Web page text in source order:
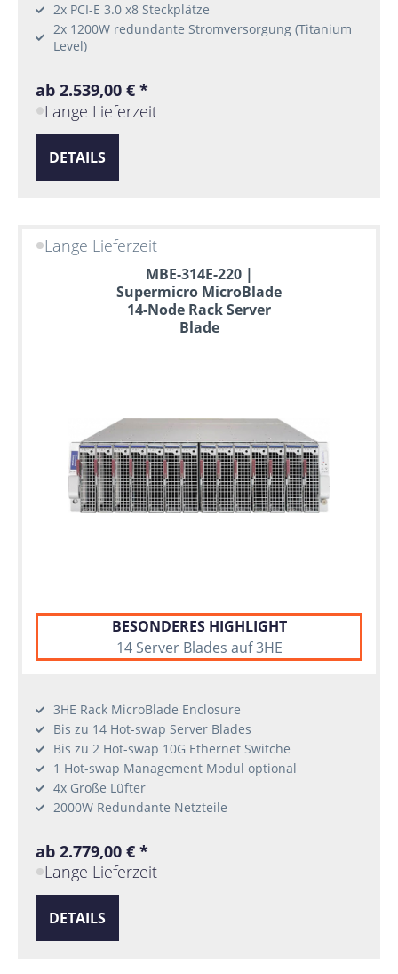
2x PCI-E 3.0 x8 Steckplätze
2x 1200W redundante Stromversorgung (Titanium
Level)
ab 2.539,00 € *
Lange Lieferzeit
DETAILS
Lange Lieferzeit
MBE-314E-220 |
Supermicro MicroBlade
14-Node Rack Server
Blade
BESONDERES HIGHLIGHT
14 Server Blades auf 3HE
3HE Rack MicroBlade Enclosure
Bis zu 14 Hot-swap Server Blades
Bis zu 2 Hot-swap 10G Ethernet Switche
1 Hot-swap Management Modul optional
4x Große Lüfter
2000W Redundante Netzteile
ab 2.779,00 € *
Lange Lieferzeit
DETAILS